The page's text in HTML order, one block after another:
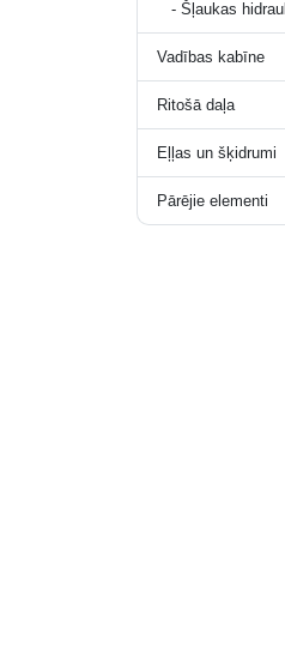
- Šļaukas
Vadības kabīne
Ritošā daļa
Eļļas un šķidrumi
Pārējie elementi